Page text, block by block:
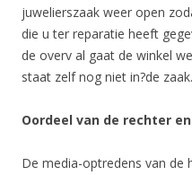
juwelierszaak weer open
die u ter reparatie heeft
de overv al gaat de winkel
staat zelf nog niet in?de zaak.
Oordeel van de rechter
De media-optredens van